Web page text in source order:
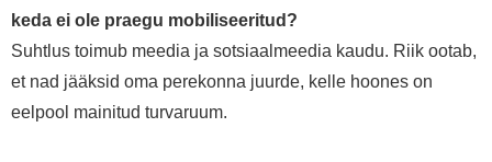
keda ei ole praegu mobiliseeritud?
Suhtlus toimub meedia ja sotsiaalmeedia kaudu. Riik ootab,
et nad jääksid oma perekonna juurde, kelle hoones on
eelpool mainitud turvaruum.